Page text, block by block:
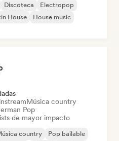
Discoteca
Electropop
House
House music
Música country
Pop
de mayor impacto
country
Pop bailable